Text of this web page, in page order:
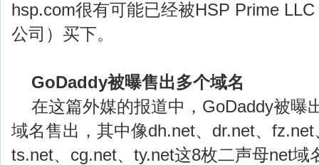
hsp.com很有可能已经被HSP Prime
公司）买下。
GoDaddy被曝售出多个域名
在这篇外媒的报道中，GoDaddy被曝
域名售出，其中像dh.net、dr.net、
ts.net、cg.net、ty.net这8枚二声母net域